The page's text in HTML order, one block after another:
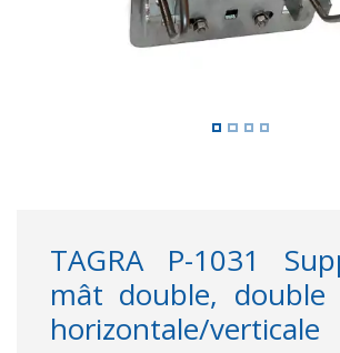
TAGRA P-1031
mât double, double
horizontale/verticale